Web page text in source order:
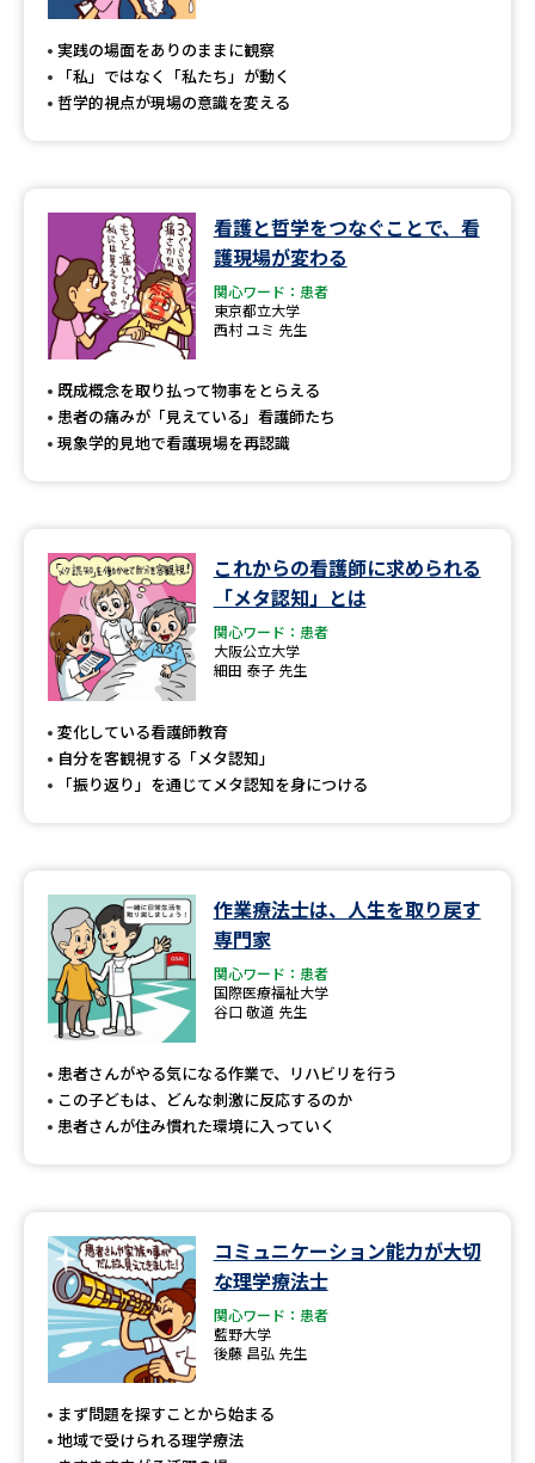
実践の場面をありのままに観察
「私」ではなく「私たち」が動く
哲学的視点が現場の意識を変える
看護と哲学をつなぐことで、看
護現場が変わる
関心ワード：患者
東京都立大学
西村 ユミ 先生
既成概念を取り払って物事をとらえる
患者の痛みが「見えている」看護師たち
現象学的見地で看護現場を再認識
これからの看護師に求められる
「メタ認知」とは
関心ワード：患者
大阪公立大学
細田 泰子 先生
変化している看護師教育
自分を客観視する「メタ認知」
「振り返り」を通じてメタ認知を身につける
作業療法士は、人生を取り戻す
専門家
関心ワード：患者
国際医療福祉大学
谷口 敬道 先生
患者さんがやる気になる作業で、リハビリを行う
この子どもは、どんな刺激に反応するのか
患者さんが住み慣れた環境に入っていく
コミュニケーション能力が大切
な理学療法士
関心ワード：患者
藍野大学
後藤 昌弘 先生
まず問題を探すことから始まる
地域で受けられる理学療法